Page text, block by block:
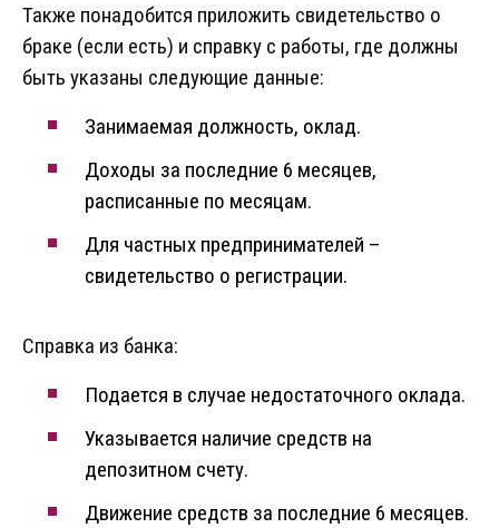
Также понадобится приложить свидетельство о
браке (если есть) и справку с работы, где должны
быть указаны следующие данные:
Занимаемая должность, оклад.
Доходы за последние 6 месяцев,
расписанные по месяцам.
Для частных предпринимателей –
свидетельство о регистрации.
Справка из банка:
Подается в случае недостаточного оклада.
Указывается наличие средств на
депозитном счету.
Движение средств за последние 6 месяцев.